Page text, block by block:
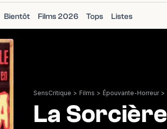
Bientôt Films 2026 Tops Listes
SensCritique > Films > Épouvante-Horreur >
La Sorcière